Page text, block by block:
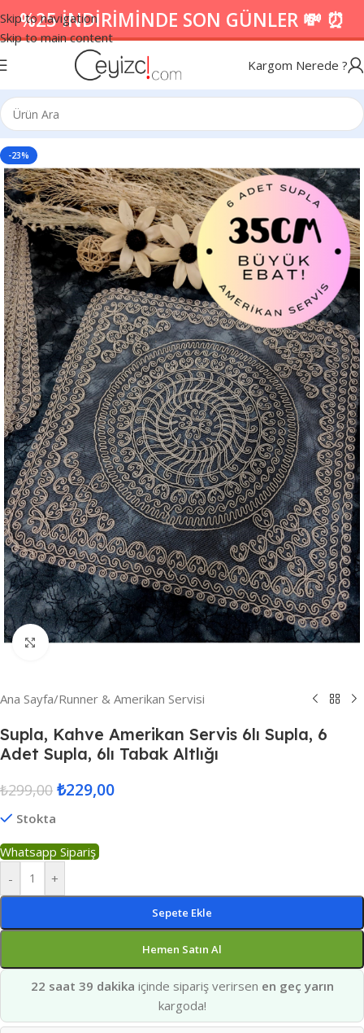
Skip to navigation
Skip to main content
%25 İNDİRİMİNDE SON GÜNLER 💸 ⏰
Kargom Nerede ?
-23%
Resmi Büyüt
Ana Sayfa/Runner & Amerikan Servisi
Supla, Kahve Amerikan Servis 6lı Supla, 6
Adet Supla, 6lı Tabak Altlığı
₺299,00 ₺229,00
Stokta
Whatsapp Sipariş
-
+
Sepete Ekle
Hemen Satın Al
22 saat 39 dakika içinde sipariş verirsen en geç yarın
kargoda!